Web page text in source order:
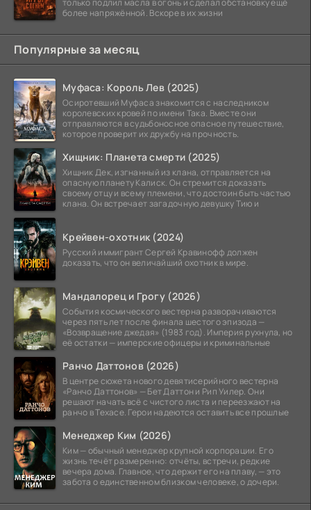
только подлил масла в огонь и сделал обстановку ещё
более напряжённой. Вскоре в их жизни
Популярные за месяц
Муфаса: Король Лев (2025)
Осиротевший Муфаса знакомится с наследником
королевских кровей по имени Така. Вместе они
отправляются в судьбоносное опасное путешествие,
которое проверит их дружбу на прочность.
Хищник: Планета смерти (2025)
Хищник Дек, изгнанный из клана, отправляется на
опасную планету Калиск. Он стремится доказать
своему отцу и всему племени, что достоин быть частью
клана. Он встречает загадочную девушку Тию и
Крейвен-охотник (2024)
Русский иммигрант Сергей Кравинофф должен
доказать, что он величайший охотник в мире.
Мандалорец и Грогу (2026)
События космического вестерна разворачиваются
через пять лет после финала шестого эпизода —
«Возвращение джедая» (1983 год). Империя рухнула, но
её остатки — имперские офицеры и криминальные
Ранчо Даттонов (2026)
В центре сюжета нового девятисерийного вестерна
«Ранчо Даттонов» — Бет Даттон и Рип Уилер. Они
решают начать всё с чистого листа и переезжают на
ранчо в Техасе. Герои надеются оставить все прошлые
Менеджер Ким (2026)
Ким — обычный менеджер крупной корпорации. Его
жизнь течёт размеренно: отчёты, встречи, редкие
вечера дома. Главное, что держит его на плаву, — это
забота о единственном близком человеке, о дочери.